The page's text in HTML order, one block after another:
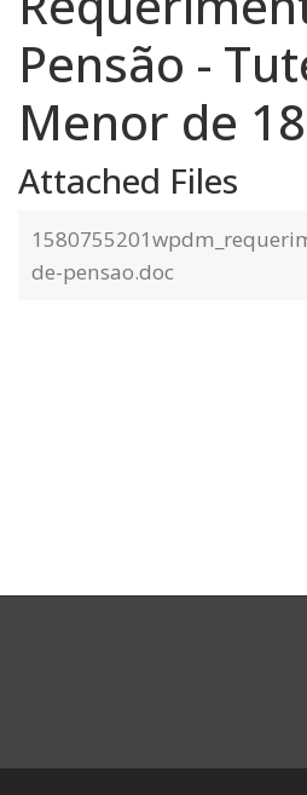
Pensão -
Menor de
Attached Files
de-pensao.doc